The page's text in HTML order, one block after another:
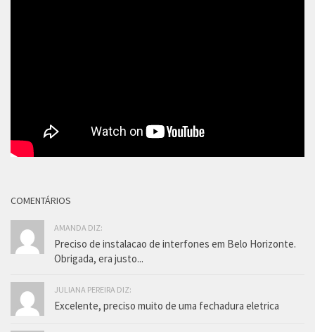
COMENTÁRIOS
AMANDA DIZ:
Preciso de instalacao de interfones em Belo Horizonte.
Obrigada, era justo...
JULIANA PEREIRA DIZ:
Excelente, preciso muito de uma fechadura eletrica